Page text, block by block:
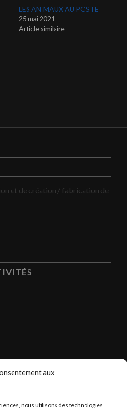
aux
nous utilisons des technologies
LES ANIMAUX AU POSTE
25 mai 2021
Article similaire
et de création / fabrication de